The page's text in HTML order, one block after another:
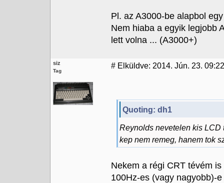
Pl. az A3000-be alapbol
Nem hiaba a egyik legjobb
lett volna ... (A3000+)
siz
Tag
# Elküldve: 2014. Jún. 23. 09:22
Quoting: dh1
Reynolds nevetelen kis LCD
kep nem remeg, hanem tok
Nekem a régi CRT tévém
100Hz-es (vagy nagyobb)-